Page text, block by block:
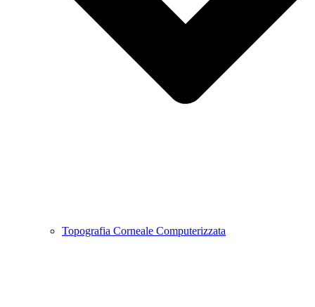
Topografia Corneale Computerizzata